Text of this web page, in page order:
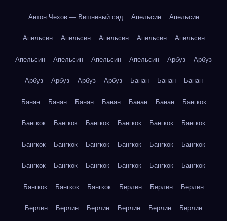
Антон Чехов — Вишнёвый сад Апельсин Апельсин
Апельсин Апельсин Апельсин Апельсин Апельсин
Апельсин Апельсин Апельсин Апельсин Арбуз Арбуз
Арбуз Арбуз Арбуз Арбуз Банан Банан Банан
Банан Банан Банан Банан Банан Банан Бангкок
Бангкок Бангкок Бангкок Бангкок Бангкок Бангкок
Бангкок Бангкок Бангкок Бангкок Бангкок Бангкок
Бангкок Бангкок Бангкок Бангкок Бангкок Бангкок
Бангкок Бангкок Бангкок Берлин Берлин Берлин
Берлин Берлин Берлин Берлин Берлин Берлин